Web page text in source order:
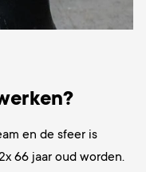
en de sfeer is
66 jaar oud worden.